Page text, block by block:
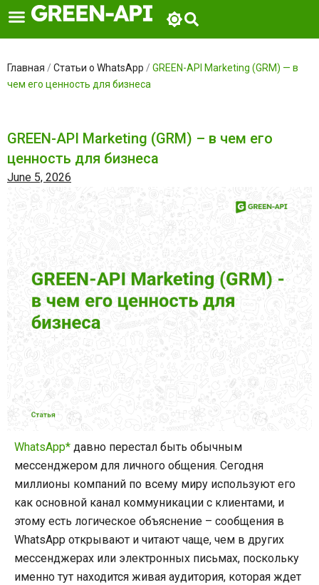
to
content
Главная / Статьи о WhatsApp / GREEN-API Marketing (GRM) — в
чем его ценность для бизнеса
GREEN-API Marketing (GRM) – в чем его
ценность для бизнеса
June 5, 2026
WhatsApp* давно перестал быть обычным
мессенджером для личного общения. Сегодня
миллионы компаний по всему миру используют его
как основной канал коммуникации с клиентами, и
этому есть логическое объяснение – сообщения в
WhatsApp открывают и читают чаще, чем в других
мессенджерах или электронных письмах, поскольку
именно тут находится живая аудитория, которая ждет